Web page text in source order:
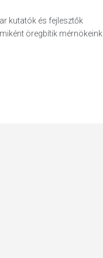
kutatók és fejlesztők
öregbítik mérnökeink